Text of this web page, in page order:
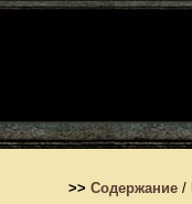
>> Содержание/